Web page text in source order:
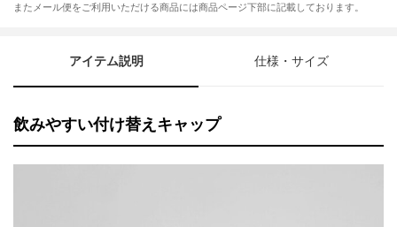
またメール便をご利用いただける商品には商品ページ下部に記載しております。
アイテム説明 仕様・サイズ
飲みやすい付け替えキャップ